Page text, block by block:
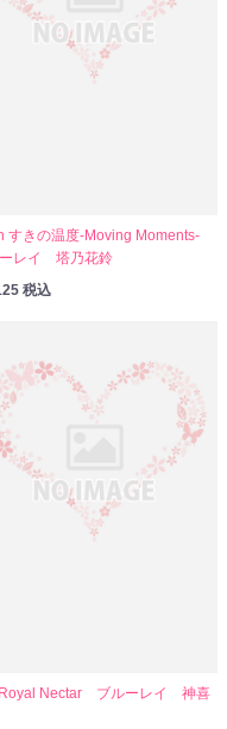
すきの温度-Moving Moments-
レイ 塔乃花鈴
税込
Nectar ブルーレイ 神喜